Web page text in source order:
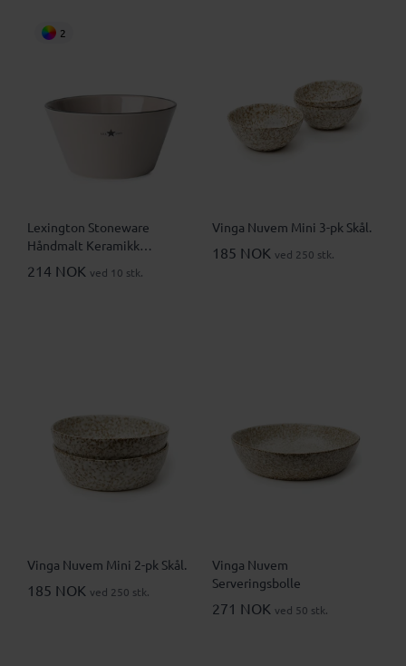
2
Lexington Stoneware
Håndmalt Keramikk
Serveringsbolle
214 NOK ved 10 stk.
Vinga Nuvem Mini 3-pk Skål.
185 NOK ved 250 stk.
Vinga Nuvem Mini 2-pk Skål.
185 NOK ved 250 stk.
Vinga Nuvem
Serveringsbolle
271 NOK ved 50 stk.